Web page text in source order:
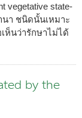
vegetative state-
นา ชนิดนั้นเหมาะ
ห็นว่ารักษาไม่ได้
by the